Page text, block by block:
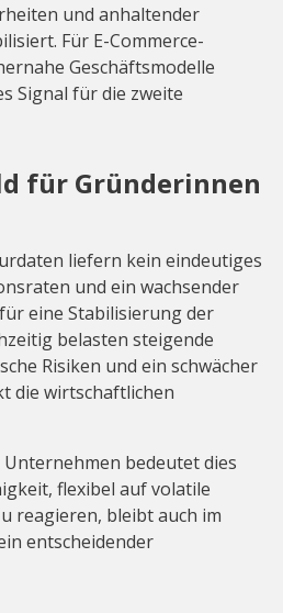
und anhaltender
Für E-Commerce-
Geschäftsmodelle
Signal für die zweite
für Gründerinnen
liefern kein eindeutiges
und ein wachsender
eine Stabilisierung der
belasten steigende
Risiken und ein schwächer
die wirtschaftlichen
bedeutet dies
flexibel auf volatile
reagieren, bleibt auch im
entscheidender